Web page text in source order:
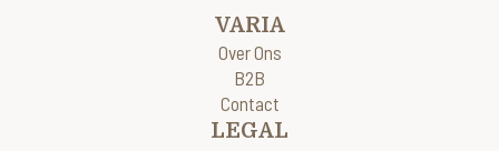
VARIA
Over Ons
B2B
Contact
LEGAL